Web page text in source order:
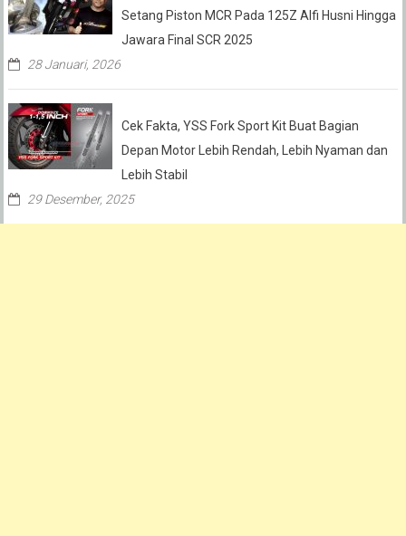
Setang Piston MCR Pada 125Z Alfi Husni Hingga
Jawara Final SCR 2025
28 Januari, 2026
Cek Fakta, YSS Fork Sport Kit Buat Bagian
Depan Motor Lebih Rendah, Lebih Nyaman dan
Lebih Stabil
29 Desember, 2025